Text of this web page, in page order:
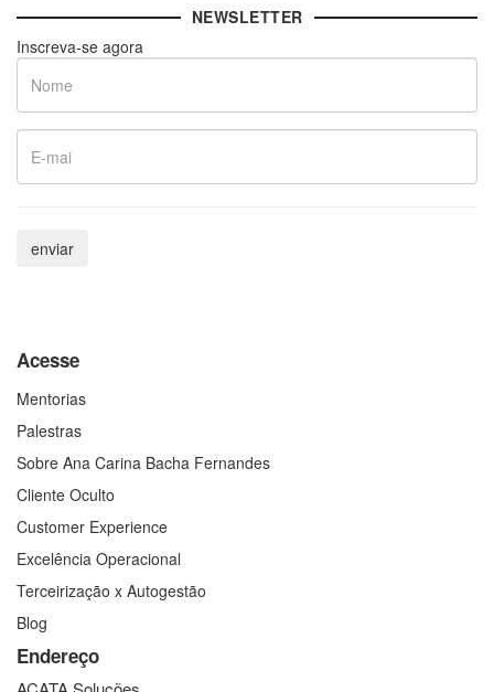
NEWSLETTER
Inscreva-se agora
Acesse
Mentorias
Palestras
Sobre Ana Carina Bacha Fernandes
Cliente Oculto
Customer Experience
Excelência Operacional
Terceirização x Autogestão
Blog
Endereço